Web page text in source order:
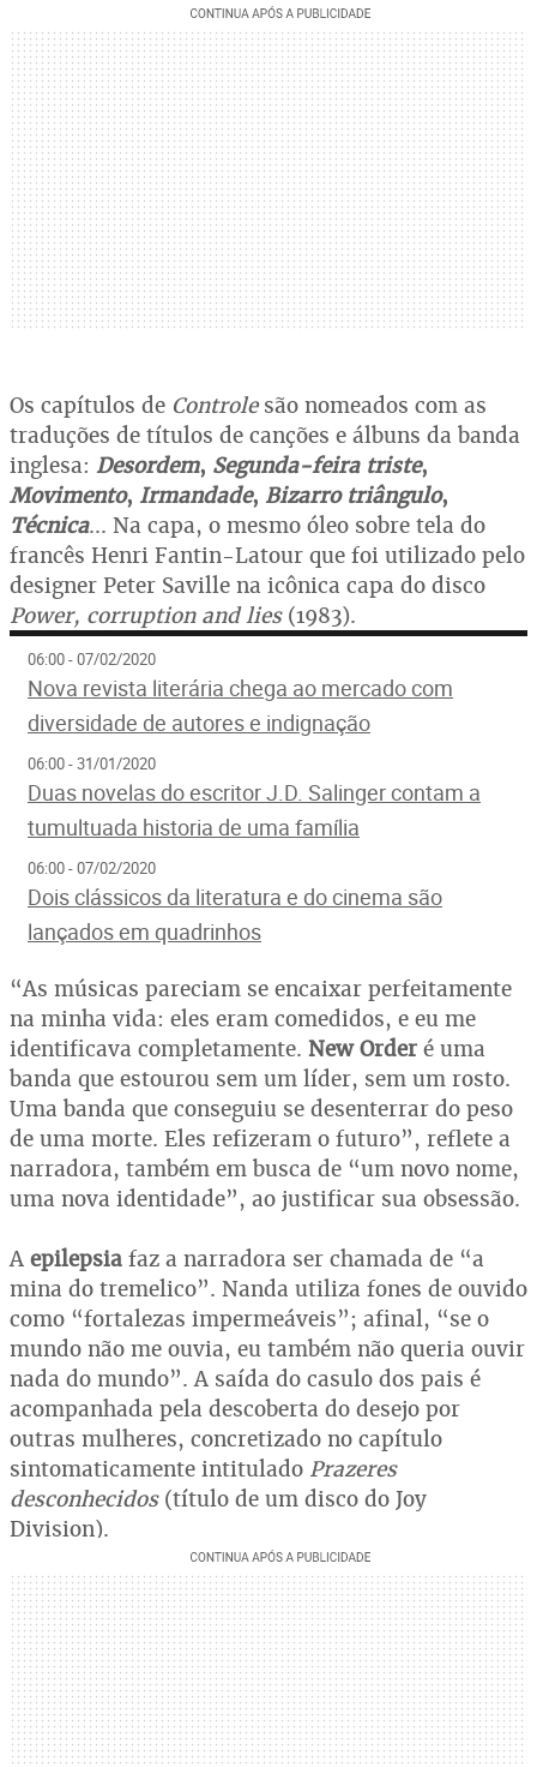
Os capítulos de Controlesão nomeados com as
traduções de títulos de canções e álbuns da banda
inglesa: Desordem, Segunda-feira triste,
Movimento, Irmandade, Bizarro triângulo,
Técnica... Na capa, o mesmo óleo sobre tela do
francês Henri Fantin-Latour que foi utilizado pelo
designer Peter Saville na icônica capa do disco
Power, corruption and lies(1983).
06:00 - 07/02/2020
Nova revista literária chega ao mercado com
diversidade de autores e indignação
06:00 - 31/01/2020
Duas novelas do escritor J.D. Salinger contam a
tumultuada historia de uma família
06:00 - 07/02/2020
Dois clássicos da literatura e do cinema são
lançados em quadrinhos
“As músicas pareciam se encaixar perfeitamente
na minha vida: eles eram comedidos, e eu me
identificava completamente. New Order é uma
banda que estourou sem um líder, sem um rosto.
Uma banda que conseguiu se desenterrar do peso
de uma morte. Eles refizeram o futuro”, reflete a
narradora, também em busca de “um novo nome,
uma nova identidade”, ao justificar sua obsessão.
A epilepsia faz a narradora ser chamada de “a
mina do tremelico”. Nanda utiliza fones de ouvido
como “fortalezas impermeáveis”; afinal, “se o
mundo não me ouvia, eu também não queria ouvir
nada do mundo”. A saída do casulo dos pais é
acompanhada pela descoberta do desejo por
outras mulheres, concretizado no capítulo
sintomaticamente intitulado Prazeres
desconhecidos(título de um disco do Joy
Division).